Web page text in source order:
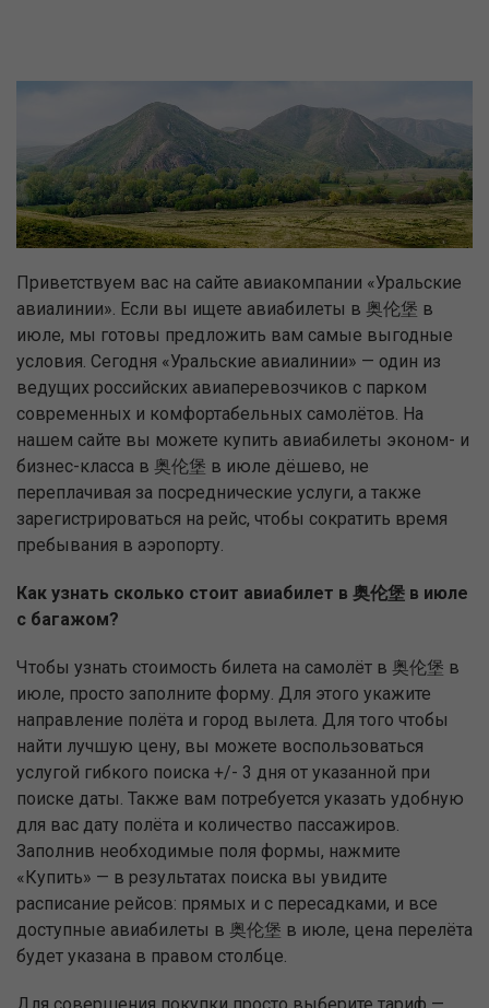
Приветствуем вас на сайте авиакомпании «Уральские
авиалинии». Если вы ищете авиабилеты в 奥伦堡 в
июле, мы готовы предложить вам самые выгодные
условия. Сегодня «Уральские авиалинии» — один из
ведущих российских авиаперевозчиков с парком
современных и комфортабельных самолётов. На
нашем сайте вы можете купить авиабилеты эконом- и
бизнес-класса в 奥伦堡 в июле дёшево, не
переплачивая за посреднические услуги, а также
зарегистрироваться на рейс, чтобы сократить время
пребывания в аэропорту.
Как узнать сколько стоит авиабилет в 奥伦堡 в июле
с багажом?
Чтобы узнать стоимость билета на самолёт в 奥伦堡 в
июле, просто заполните форму. Для этого укажите
направление полёта и город вылета. Для того чтобы
найти лучшую цену, вы можете воспользоваться
услугой гибкого поиска +/- 3 дня от указанной при
поиске даты. Также вам потребуется указать удобную
для вас дату полёта и количество пассажиров.
Заполнив необходимые поля формы, нажмите
«Купить» — в результатах поиска вы увидите
расписание рейсов: прямых и с пересадками, и все
доступные авиабилеты в 奥伦堡 в июле, цена перелёта
будет указана в правом столбце.